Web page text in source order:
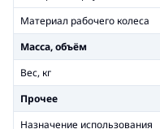
Материал рабочего колеса
Масса, объём
Вес, кг
Прочее
Назначение использования